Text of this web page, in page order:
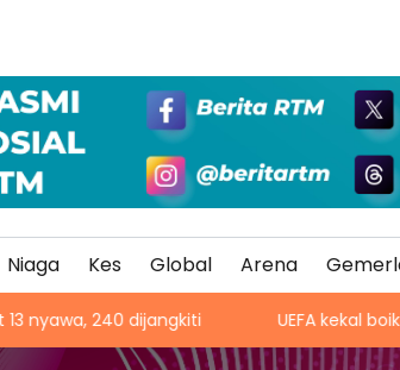
Niaga Kes Global Arena
240 dijangkiti UEFA kekal